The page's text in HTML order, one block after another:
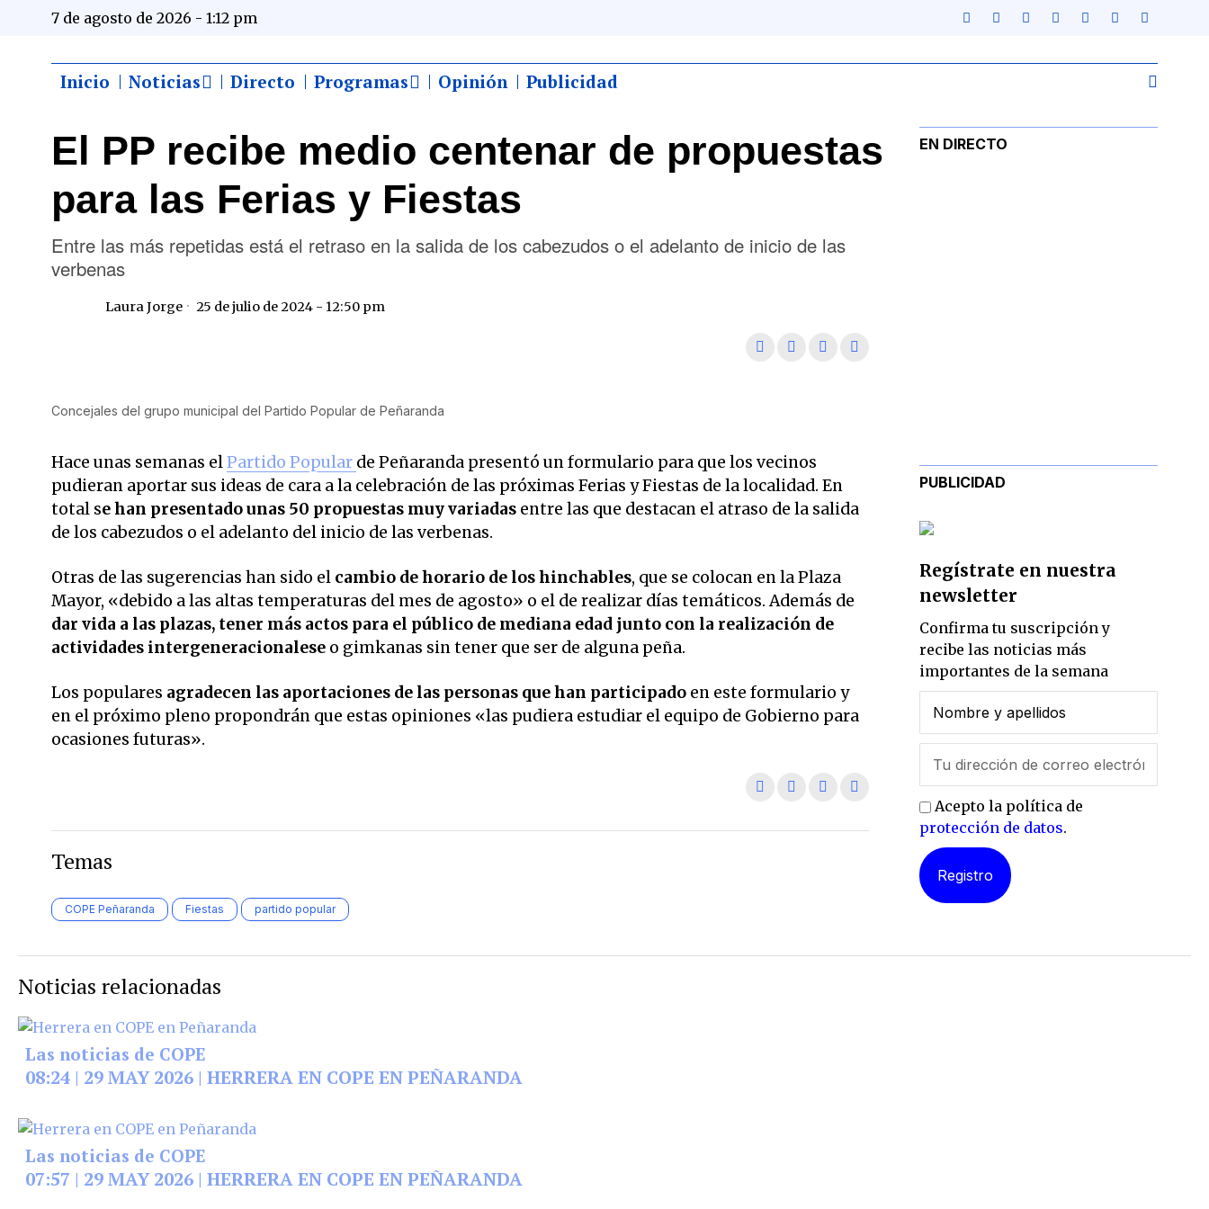
7 de agosto de 2026 - 1:12 pm
Inicio Noticias Directo Programas Opinión Publicidad
El PP recibe medio centenar de propuestas
para las Ferias y Fiestas
Entre las más repetidas está el retraso en la salida de los cabezudos o el adelanto de inicio de las
verbenas
Laura Jorge 25 de julio de 2024 - 12:50 pm
Concejales del grupo municipal del Partido Popular de Peñaranda
Hace unas semanas elPartido Popular de Peñaranda presentó un formulario para que los vecinos
pudieran aportar sus ideas de cara a la celebración de las próximas Ferias y Fiestas de la localidad. En
total se han presentado unas 50 propuestas muy variadas entre las que destacan el atraso de la salida
de los cabezudos o el adelanto del inicio de las verbenas.
Otras de las sugerencias han sido el cambio de horario de los hinchables, que se colocan en la Plaza
Mayor, «debido a las altas temperaturas del mes de agosto» o el de realizar días temáticos. Además de
dar vida a las plazas, tener más actos para el público de mediana edad junto con la realización de
actividades intergeneracionalese o gimkanas sin tener que ser de alguna peña.
Los populares agradecen las aportaciones de las personas que han participado en este formulario y
en el próximo pleno propondrán que estas opiniones «las pudiera estudiar el equipo de Gobierno para
ocasiones futuras».
Temas
COPE Peñaranda Fiestas partido popular
EN DIRECTO
PUBLICIDAD
Regístrate en nuestra
newsletter
Confirma tu suscripción y
recibe las noticias más
importantes de la semana
Acepto la política de
protección de datos.
Noticias relacionadas
Las noticias de COPE
08:24 | 29 MAY 2026 | HERRERA EN COPE EN PEÑARANDA
Las noticias de COPE
07:57 | 29 MAY 2026 | HERRERA EN COPE EN PEÑARANDA